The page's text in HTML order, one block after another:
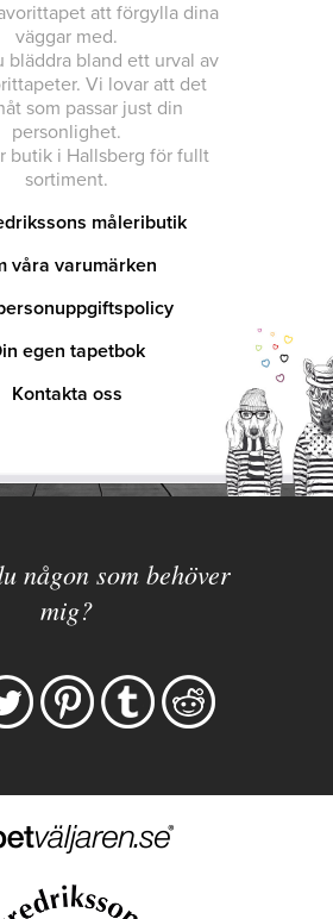
att förgylla dina
väggar med.
bläddra bland ett urval av
Vi lovar att det
som passar just din
personlighet.
butik i Hallsberg för fullt
sortiment.
måleributik
våra varumärken
egen tapetbok
Kontakta oss
någon som behöver
mig?